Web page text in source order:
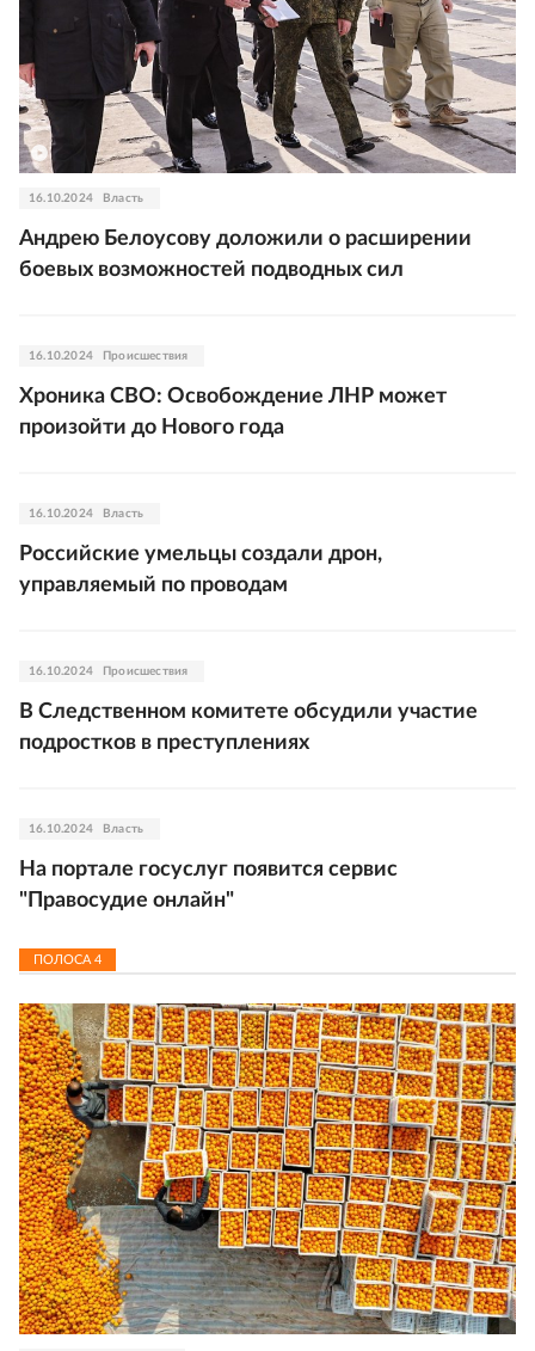
16.10.2024 Власть
Андрею Белоусову доложили о расширении
боевых возможностей подводных сил
16.10.2024 Происшествия
Хроника СВО: Освобождение ЛНР может
произойти до Нового года
16.10.2024 Власть
Российские умельцы создали дрон,
управляемый по проводам
16.10.2024 Происшествия
В Следственном комитете обсудили участие
подростков в преступлениях
16.10.2024 Власть
На портале госуслуг появится сервис
"Правосудие онлайн"
ПОЛОСА 4